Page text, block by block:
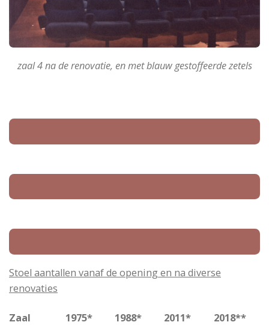
zaal 4 na de renovatie, en met blauw gestoffeerde zetels
Stoel aantallen vanaf de opening en na diverse
renovaties
Zaal 1975* 1988* 2011*
2018**